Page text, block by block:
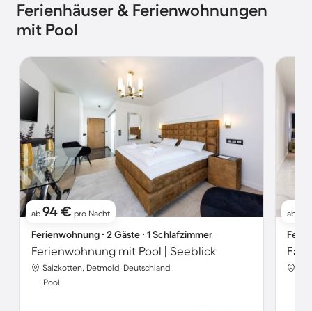
Ferienhäuser & Ferienwohnungen
mit Pool
ab 94 € pro Nacht
Ferienwohnung ∙ 2 Gäste ∙ 1 Schlafzimmer
Ferienwohnung mit Pool | Seeblick
Salzkotten, Detmold, Deutschland
Pool
ab